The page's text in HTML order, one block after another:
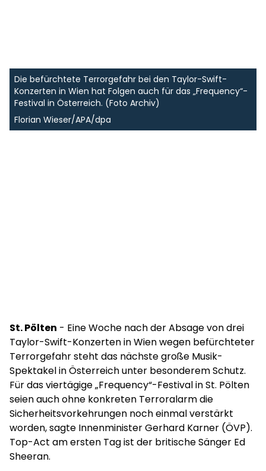
Die befürchtete Terrorgefahr bei den Taylor-Swift-
Konzerten in Wien hat Folgen auch für das „Frequency“-
Festival in Österreich. (Foto Archiv)
Florian Wieser/APA/dpa
St. Pölten - Eine Woche nach der Absage von drei
Taylor-Swift-Konzerten in Wien wegen befürchteter
Terrorgefahr steht das nächste große Musik-
Spektakel in Österreich unter besonderem Schutz.
Für das viertägige „Frequency“-Festival in St. Pölten
seien auch ohne konkreten Terroralarm die
Sicherheitsvorkehrungen noch einmal verstärkt
worden, sagte Innenminister Gerhard Karner (ÖVP).
Top-Act am ersten Tag ist der britische Sänger Ed
Sheeran.